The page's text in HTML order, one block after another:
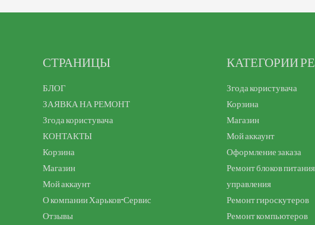
СТРАНИЦЫ
БЛОГ
ЗАЯВКА НА РЕМОНТ
Згода користувача
КОНТАКТЫ
Корзина
Магазин
Мой аккаунт
О компании Харьков-Сервис
Отзывы
КАТЕГОРИИ
Згода користувача
Корзина
Магазин
Мой аккаунт
Оформление заказа
Ремонт блоков
управления
Ремонт гироскутеров
Ремонт компьютеров